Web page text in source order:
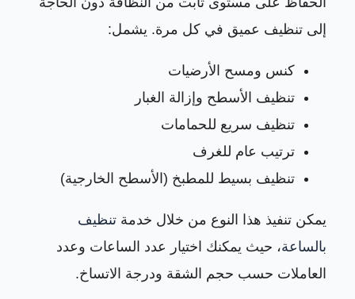
إلى تنظيف عميق في كل مرة. يشمل:
كنس ومسح الأرضيات
تنظيف الأسطح وإزالة الغبار
تنظيف سريع للحمامات
ترتيب عام للغرف
تنظيف بسيط للمطبخ (الأسطح الخارجية)
يمكن تنفيذ هذا النوع من خلال خدمة تنظيف
بالساعة، حيث يمكنك اختيار عدد الساعات وعدد
العاملات حسب حجم الشقة ودرجة الاتساخ.